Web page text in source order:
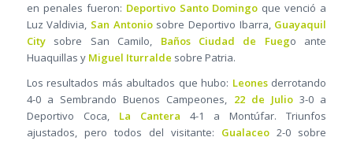
en penales fueron: Deportivo Santo Domingo que venció a
Luz Valdivia, San Antoniosobre Deportivo Ibarra,Guayaquil
Citysobre San Camilo, Baños Ciudad de Fuego ante
Huaquillas y Miguel Iturralde sobre Patria.
Los resultados más abultados que hubo: Leonesderrotando
4-0 a Sembrando Buenos Campeones, 22 de Julio 3-0 a
Deportivo Coca, La Cantera 4-1 a Montúfar. Triunfos
ajustados, pero todos del visitante: Gualaceo 2-0 sobre